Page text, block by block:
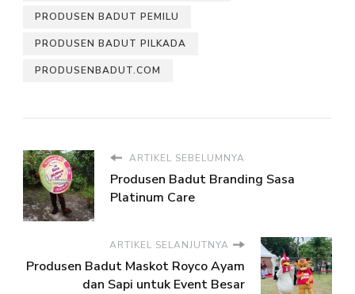
PRODUSEN BADUT PEMILU
PRODUSEN BADUT PILKADA
PRODUSENBADUT.COM
ARTIKEL SEBELUMNYA
Produsen Badut Branding Sasa
Platinum Care
ARTIKEL SELANJUTNYA
Produsen Badut Maskot Royco Ayam
dan Sapi untuk Event Besar